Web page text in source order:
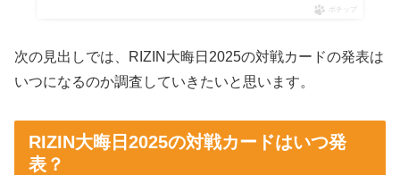
ポチップ
次の見出しでは、RIZIN大晦日2025の対戦カードの発表は
いつになるのか調査していきたいと思います。
RIZIN大晦日2025の対戦カードはいつ発
表？